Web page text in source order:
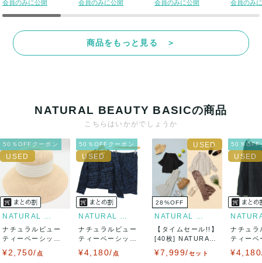
会員のみに公開 会員のみに公開 会員のみに公開 会員のみ
商品をもっと見る ＞
NATURAL BEAUTY BASICの商品
こちらはいかがでしょうか
50％OFFクーポン
ナチュラルビュー
ティーベーシック
¥2,750/ 点
50％OFFクーポン
ナチュラルビュー
ティーベーシック
¥4,180/ 点
28 %OFF
【タイムセール!!】
[40枚] NATURAL
¥7,999/セット
50％OFF
ナチュラ
ティーベ
カ...